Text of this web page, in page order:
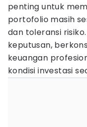
penting untuk
portofolio masih
dan toleransi
keputusan,
keuangan
kondisi investasi